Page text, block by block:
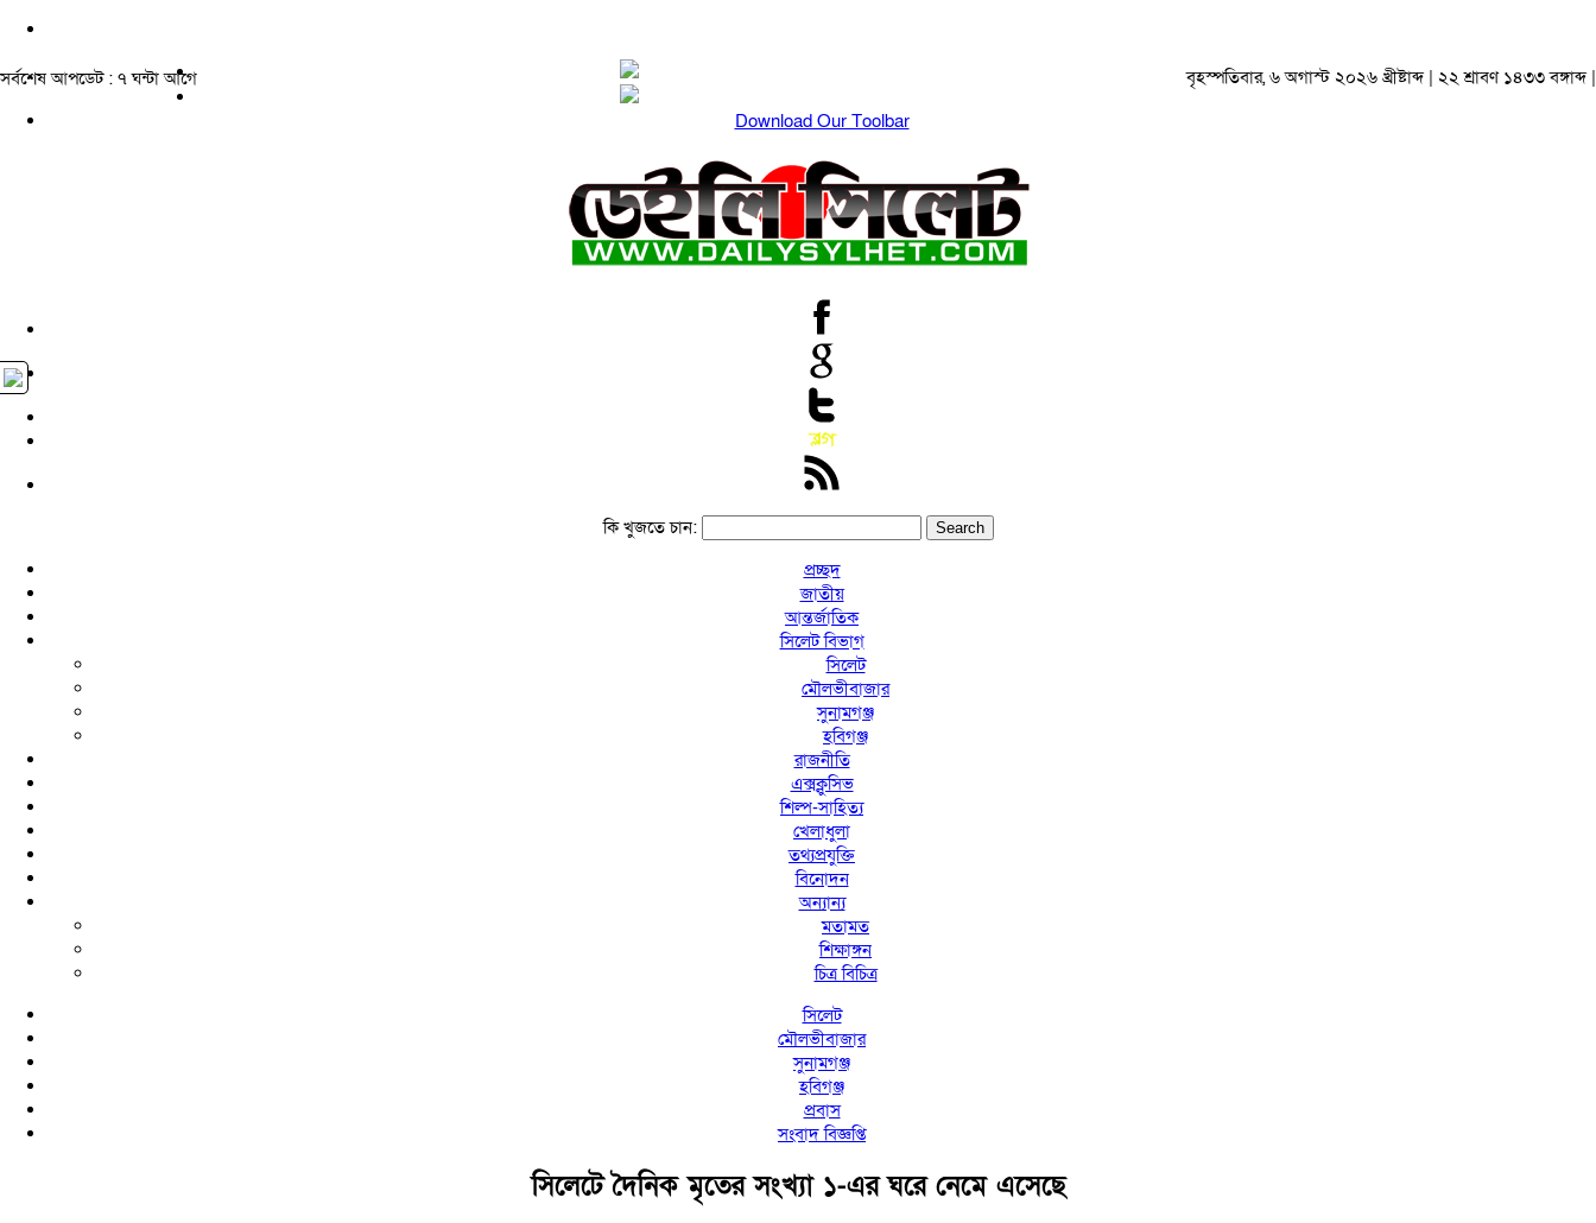
সর্বশেষ আপডেট : ৭ ঘন্টা আগে
বৃহস্পতিবার, ৬ অগাস্ট ২০২৬ খ্রীষ্টাব্দ | ২২ শ্রাবণ ১৪৩৩ বঙ্গাব্দ |
Download Our Toolbar
কি খুজতে চান:
প্রচ্ছদ
জাতীয়
আন্তর্জাতিক
সিলেট বিভাগ
সিলেট
মৌলভীবাজার
সুনামগঞ্জ
হবিগঞ্জ
রাজনীতি
এক্সক্লুসিভ
শিল্প-সাহিত্য
খেলাধুলা
তথ্যপ্রযুক্তি
বিনোদন
অন্যান্য
মতামত
শিক্ষাঙ্গন
চিত্র বিচিত্র
সিলেট
মৌলভীবাজার
সুনামগঞ্জ
হবিগঞ্জ
প্রবাস
সংবাদ বিজ্ঞপ্তি
সিলেটে দৈনিক মৃতের সংখ্যা ১-এর ঘরে নেমে এসেছে